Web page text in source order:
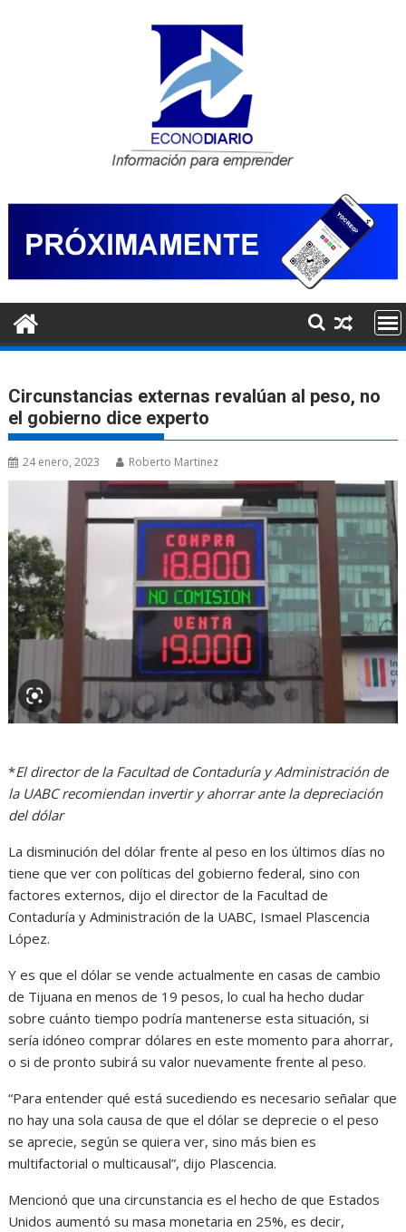
Circunstancias externas revalúan al peso, no
el gobierno dice experto
24 enero, 2023 Roberto Martinez
*El director de la Facultad de Contaduría y Administración de
la UABC recomiendan invertir y ahorrar ante la depreciación
del dólar
La disminución del dólar frente al peso en los últimos días no
tiene que ver con políticas del gobierno federal, sino con
factores externos, dijo el director de la Facultad de
Contaduría y Administración de la UABC, Ismael Plascencia
López.
Y es que el dólar se vende actualmente en casas de cambio
de Tijuana en menos de 19 pesos, lo cual ha hecho dudar
sobre cuánto tiempo podría mantenerse esta situación, si
sería idóneo comprar dólares en este momento para ahorrar,
o si de pronto subirá su valor nuevamente frente al peso.
“Para entender qué está sucediendo es necesario señalar que
no hay una sola causa de que el dólar se deprecie o el peso
se aprecie, según se quiera ver, sino más bien es
multifactorial o multicausal”, dijo Plascencia.
Mencionó que una circunstancia es el hecho de que Estados
Unidos aumentó su masa monetaria en 25%, es decir,